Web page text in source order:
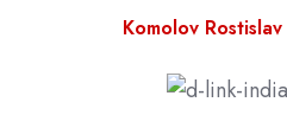
Komolov Rostislav